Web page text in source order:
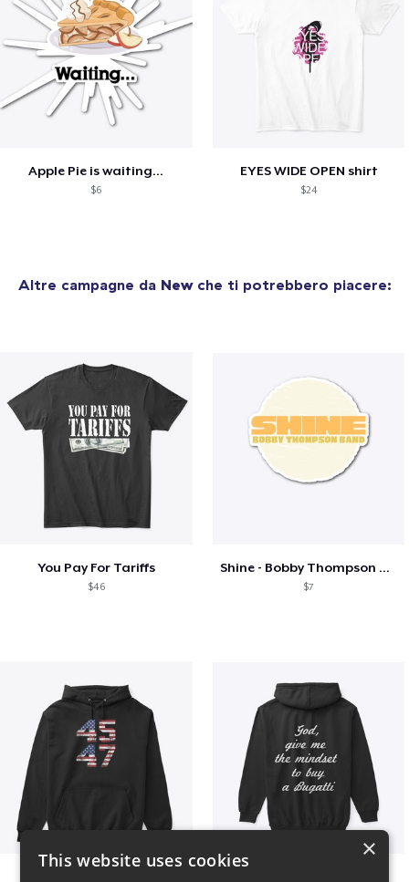
Apple Pie is waiting...
$6
EYES WIDE OPEN shirt
$24
Altre campagne da Newche ti potrebbero piacere:
You Pay For Tariffs
$46
Shine - Bobby Thompson Band Merch
$7
×
This website uses cookies